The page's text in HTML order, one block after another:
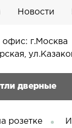
Новости
г.Москва
дверные
розетке